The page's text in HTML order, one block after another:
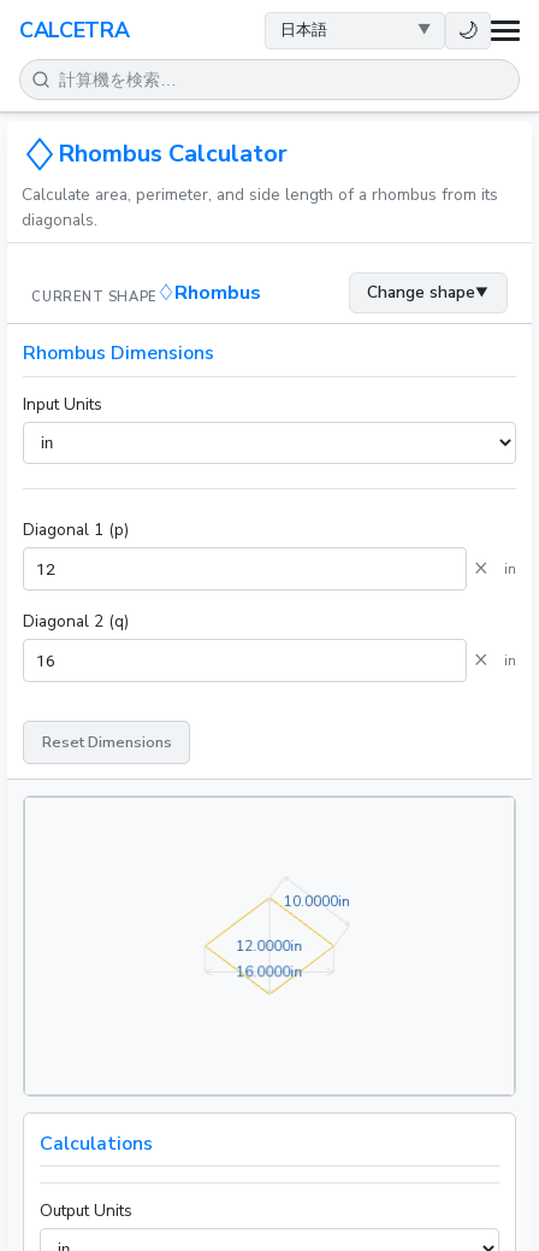
CALCETRA 🌙
数学
変換
科学
その他のツール
Rhombus Calculator
Calculate area, perimeter, and side length of a rhombus from its
diagonals.
CURRENT SHAPE Rhombus Change shape▼
Rhombus Dimensions
Input Units
Diagonal 1 (p)
× in
Diagonal 2 (q)
× in
Reset Dimensions
12.0000in12.0000in
16.0000in16.0000in
10.0000in
Calculations
Output Units